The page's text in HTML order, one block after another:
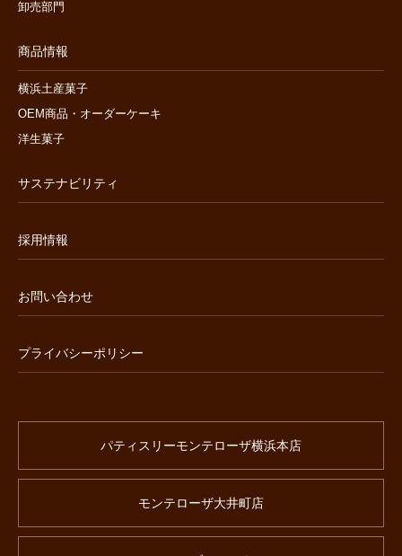
卸売部門
商品情報
横浜土産菓子
OEM商品・オーダーケーキ
洋生菓子
サステナビリティ
採用情報
お問い合わせ
プライバシーポリシー
パティスリーモンテローザ横浜本店
モンテローザ大井町店